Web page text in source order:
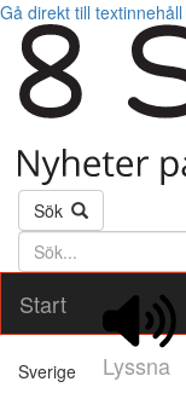
Gå direkt till textinnehåll
Sök
Söktext
Start
Lyssna
Sverige